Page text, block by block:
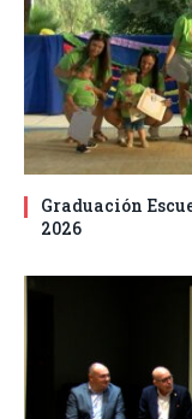
Graduación
2026